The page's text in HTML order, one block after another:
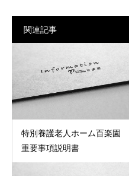
関連記事
特別養護老人ホーム百楽園
重要事項説明書